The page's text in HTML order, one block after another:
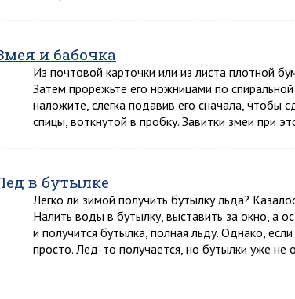
и бабочка
Из почтовой карточки или из листа плотной
Затем прорежьте его ножницами по
наложите, слегка подавив его сначала, чтобы
спицы, воткнутой в пробку. Завитки змеи при
в бутылке
Легко ли зимой получить бутылку льда?
Налить воды в бутылку, выставить за окно, а
и получится бутылка, полная льду. Однако,
просто. Лед-то получается, но бутылки уже не